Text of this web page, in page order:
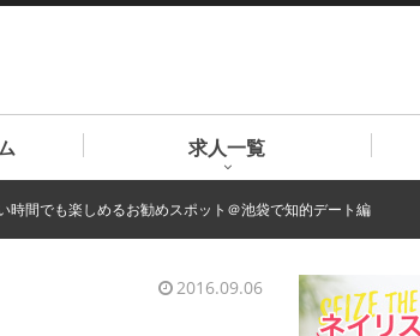
求人一覧
時間でも楽しめるお勧めスポット＠池袋で知的デート編
2016.09.06